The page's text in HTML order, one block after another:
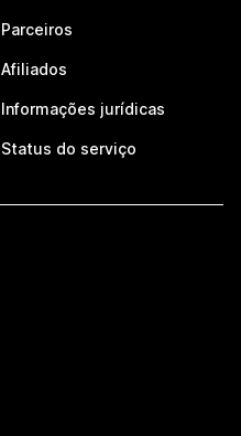
Parceiros
Afiliados
Informações jurídicas
Status do serviço